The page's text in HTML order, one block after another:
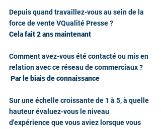
Depuis quand travaillez-vous au sein de la
force de vente VQualité Presse ?
Cela fait 2 ans maintenant
Comment avez-vous été contacté ou mis en
relation avec ce réseau de commerciaux ?
Par le biais de connaissance
Sur une échelle croissante de 1 à 5, à quelle
hauteur évaluez-vous le niveau
d'expérience que vous aviez lorsque vous